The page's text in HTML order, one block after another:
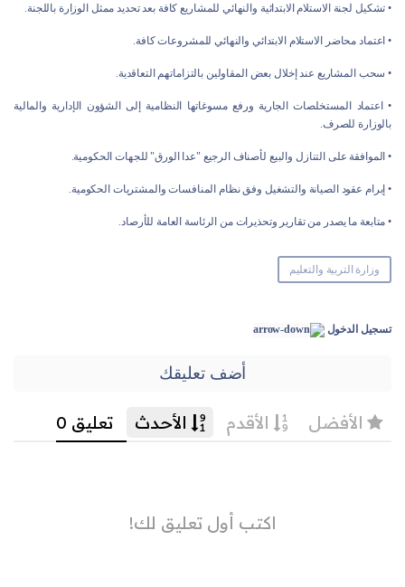
• تشكيل لجنة الاستلام الابتدائية والنهائي للمشاريع كافة بعد تحديد ممثل الوزارة باللجنة.
• اعتماد محاضر الاستلام الابتدائي والنهائي للمشروعات كافة.
• سحب المشاريع عند إخلال بعض المقاولين بالتزاماتهم التعاقدية.
• اعتماد المستخلصات الجارية ورفع مسوغاتها النظامية إلى الشؤون الإدارية والمالية
بالوزارة للصرف.
• الموافقة على التنازل والبيع لأصناف الرجيع "عدا الورق" للجهات الحكومية.
• إبرام عقود الصيانة والتشغيل وفق نظام المنافسات والمشتريات الحكومية.
• متابعة ما يصدر من تقارير وتحذيرات من الرئاسة العامة للأرصاد.
وزارة التربية والتعليم
تسجيل الدخول
أضف تعليقك